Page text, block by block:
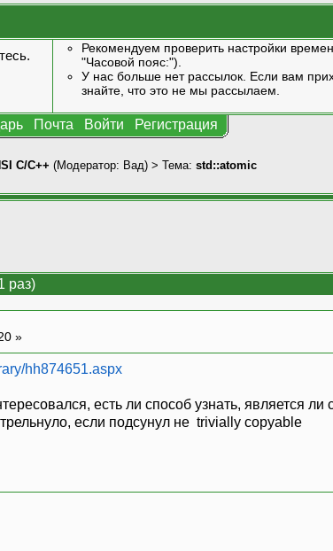
.
Рекомендуем проверить настройки
"Часовой пояс:").
У нас больше нет рассылок. Если вам
знайте, что это не мы рассылаем.
Почта Войти Регистрация
С/С++ (Модератор: Вад) > Тема: std::atomic
раз)
»
hh874651.aspx
есть ли способ узнать, является
если подсунул не trivially copyable